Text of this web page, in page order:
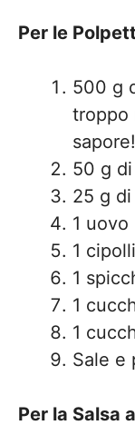
Per le
500 g
troppo
50 g
25 g
1 uovo
1
1
1
1
Sale e
Per la Salsa